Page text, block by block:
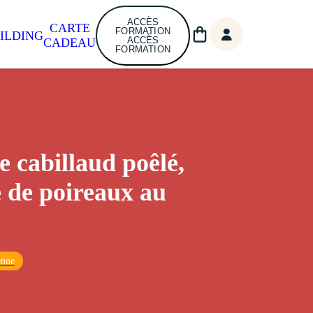
CARTE
CADEAU
ACCÈS
FORMATION
ACCÈS
FORMATION
cabillaud poêlé,
de poireaux au